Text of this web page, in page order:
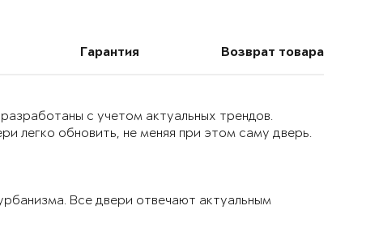
Гарантия Возврат товара
с учетом актуальных трендов.
легко обновить, не меняя при этом саму дверь.
Все двери отвечают актуальным